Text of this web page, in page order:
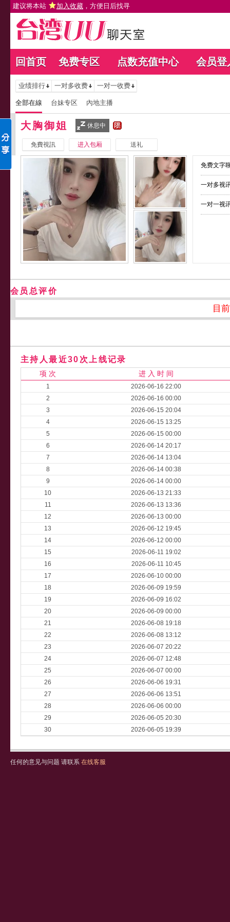
建议将本站 加入收藏 ，方便日后找寻
回首页 免费专区 点数充值中心 会员登
业绩排行 一对多收费 一对一收费
全部在線 台妹专区 內地主播
大胸御姐 休息中
免費視訊 进入包厢 送礼
免费文字
一对多视
一对一视
会员总评价
目
主持人最近30次上线记录
项 次 进 入 时 间
1
2026-06-16 22:00
2
2026-06-16 00:00
3
2026-06-15 20:04
4
2026-06-15 13:25
5
2026-06-15 00:00
6
2026-06-14 20:17
7
2026-06-14 13:04
8
2026-06-14 00:38
9
2026-06-14 00:00
10
2026-06-13 21:33
11
2026-06-13 13:36
12
2026-06-13 00:00
13
2026-06-12 19:45
14
2026-06-12 00:00
15
2026-06-11 19:02
16
2026-06-11 10:45
17
2026-06-10 00:00
18
2026-06-09 19:59
19
2026-06-09 16:02
20
2026-06-09 00:00
21
2026-06-08 19:18
22
2026-06-08 13:12
23
2026-06-07 20:22
24
2026-06-07 12:48
25
2026-06-07 00:00
26
2026-06-06 19:31
27
2026-06-06 13:51
28
2026-06-06 00:00
29
2026-06-05 20:30
30
2026-06-05 19:39
任何的意见与问题 请联系 在线客服